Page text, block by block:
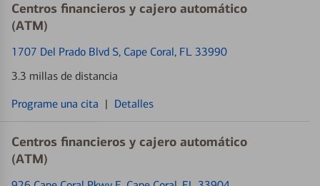
Centros financieros y cajero automático
(ATM)
1707 Del Prado Blvd S, Cape Coral, FL 33990
3.3 millas de distancia
Programe una cita | Detalles
Centros financieros y cajero automático
(ATM)